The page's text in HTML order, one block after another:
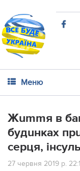
Меню
Жummя в
будuнках
серця,
27 червня 2019 р.